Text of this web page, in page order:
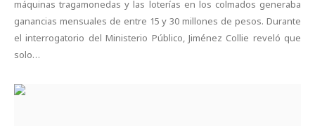
máquinas tragamonedas y las loterías en los colmados generaba
ganancias mensuales de entre 15 y 30 millones de pesos. Durante
el interrogatorio del Ministerio Público, Jiménez Collie reveló que
solo…